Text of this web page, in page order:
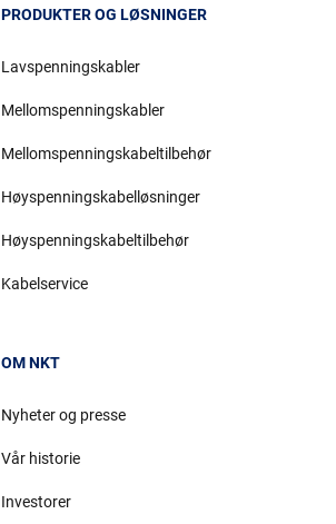
PRODUKTER OG LØSNINGER
Lavspenningskabler
Mellomspenningskabler
Mellomspenningskabeltilbehør
Høyspenningskabelløsninger
Høyspenningskabeltilbehør
Kabelservice
OM NKT
Nyheter og presse
Vår historie
Investorer